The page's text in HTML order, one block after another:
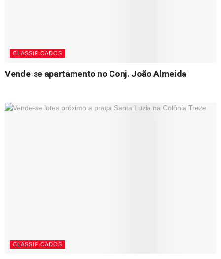
CLASSIFICADOS
Vende-se apartamento no Conj. João Almeida
CLASSIFICADOS